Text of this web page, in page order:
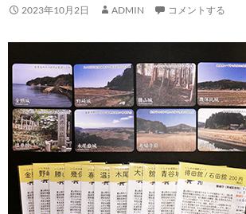
2023年10月2日 ADMIN コメントする